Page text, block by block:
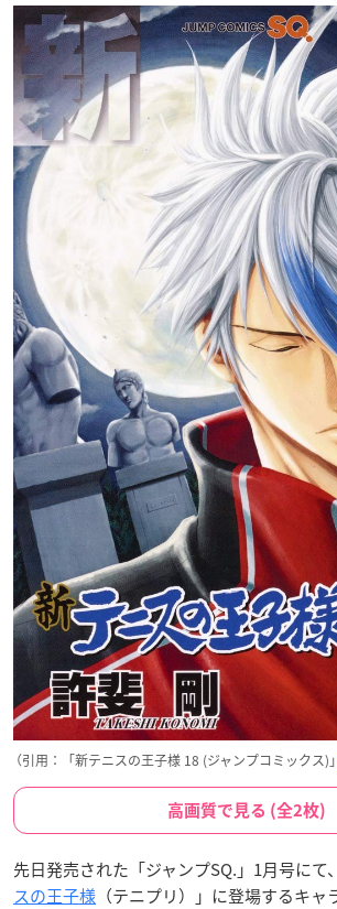
（引用：「新テニスの王子様 18 (ジャンプコミックス)」
高画質で見る (全2枚)
先日発売された「ジャンプSQ.」1月号にて
スの王子様 （テニプリ）」に登場するキャ